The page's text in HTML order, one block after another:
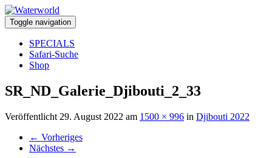
Toggle navigation
SPECIALS
Safari-Suche
Shop
SR_ND_Galerie_Djibouti_2_33
Veröffentlicht 29. August 2022 am 1500 × 996 in Djibouti 2022
← Vorheriges
Nächstes →